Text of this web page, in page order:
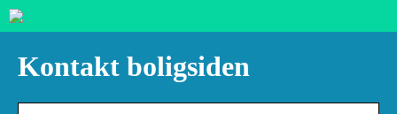
Kontakt boligsiden